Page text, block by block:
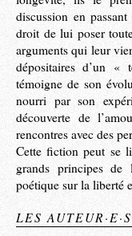
discussion en
droit de lui poser
arguments qui leur
dépositaires d’un «
témoigne de son
nourri par son
découverte de
rencontres avec des
Cette fiction peut se
grands principes de
poétique sur la liberté
LES AUTEUR·E·S